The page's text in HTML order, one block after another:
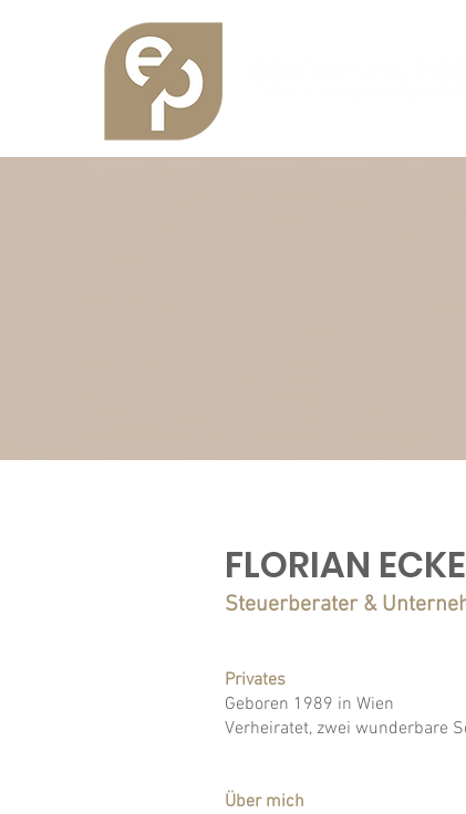
FLORIAN
Steuerberater &
Privates
Geboren 1989 in Wien
Verheiratet, zwei wunderbare
Über mich